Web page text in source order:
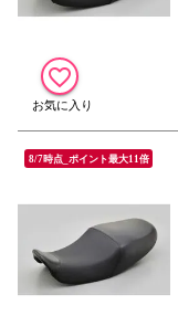
8/7時点_ポイント最大11倍